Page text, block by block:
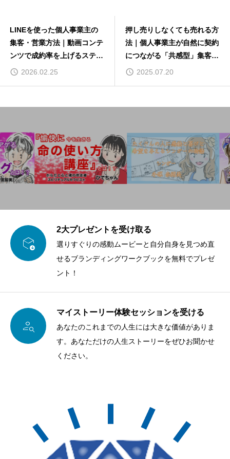
LINEを使った個人事業主の
集客・営業方法｜動画コンテ
ンツで成約率を上げるステッ
プ設計の全手順
2026.02.25
押し売りしなくても売れる方
法｜個人事業主が自然に契約
につながる「共感型」集客の
手順2025.07.20

2大プレゼントを受け取る
選りすぐりの感動ムービーと自分自身を見つめ直
せるブランディングワークブックを無料でプレゼ
ント！

マイストーリー体験セッションを受ける
あなたのこれまでの人生には大きな価値がありま
す。あなただけの人生ストーリーをぜひお聞かせ
ください。